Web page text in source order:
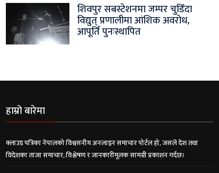
शिवपुर सबस्टेशनमा जम्पर चुडिँदा
विद्युत् प्रणालीमा आंशिक अवरोध,
आपूर्ति पुनःस्थापित
हाम्रो बारेमा
क्लाउड पत्रिका नेपालको विश्वसनीय अनलाइन समाचार पोर्टल हो, जसले देश तथा
विदेशका ताजा समाचार, विश्लेषण र जानकारीमूलक सामग्री प्रकाशन गर्दछ।